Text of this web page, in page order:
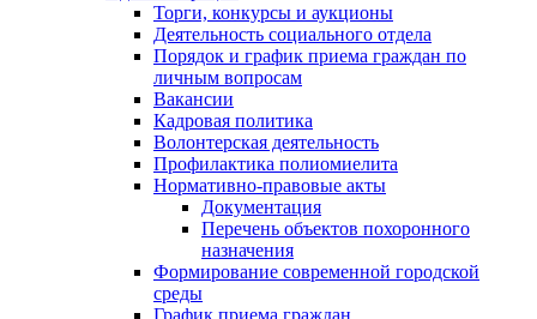
Торги, конкурсы и аукционы
Деятельность социального отдела
Порядок и график приема граждан по
личным вопросам
Вакансии
Кадровая политика
Волонтерская деятельность
Профилактика полиомиелита
Нормативно-правовые акты
Документация
Перечень объектов похоронного
назначения
Формирование современной городской
среды
График приема граждан